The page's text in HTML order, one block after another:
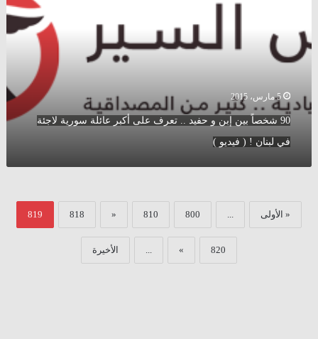
حفيد
..
تعرف
أكبر
عائلة
سورية
لبنان
5 مارس، 2015
90 شخصاً بين إبن و حفيد .. تعرف على أكبر عائلة سورية لاجئة
في لبنان ! ( فيديو )
« الأولى ...
800
810
«
818
819
820
»
... الأخيرة